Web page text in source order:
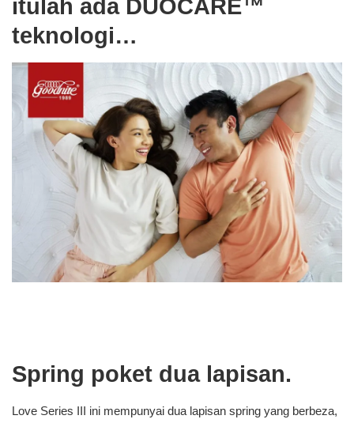
itulah ada DUOCARE™
teknologi…
Spring poket dua lapisan.
Love Series III ini mempunyai dua lapisan spring yang berbeza,